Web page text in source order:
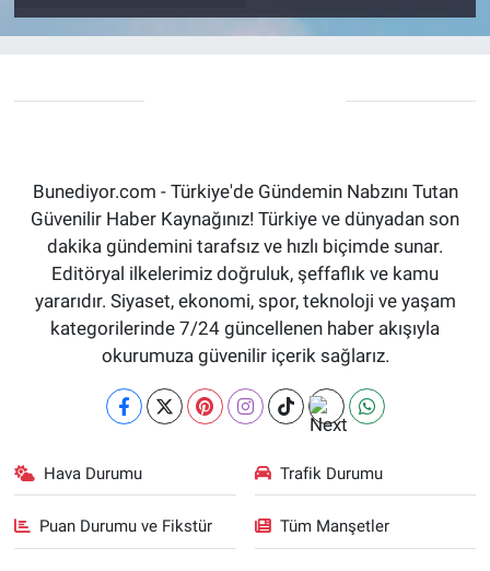
Bunediyor.com - Türkiye'de Gündemin Nabzını Tutan
Güvenilir Haber Kaynağınız! Türkiye ve dünyadan son
dakika gündemini tarafsız ve hızlı biçimde sunar.
Editöryal ilkelerimiz doğruluk, şeffaflık ve kamu
yararıdır. Siyaset, ekonomi, spor, teknoloji ve yaşam
kategorilerinde 7/24 güncellenen haber akışıyla
okurumuza güvenilir içerik sağlarız.
Hava Durumu Trafik Durumu
Puan Durumu ve Fikstür Tüm Manşetler